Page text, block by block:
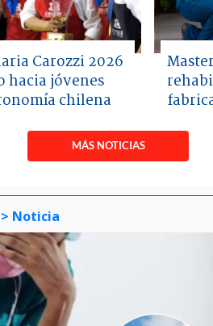
Carozzi 2026
hacia jóvenes
chilena
MÁS NOTICIAS
> Noticia